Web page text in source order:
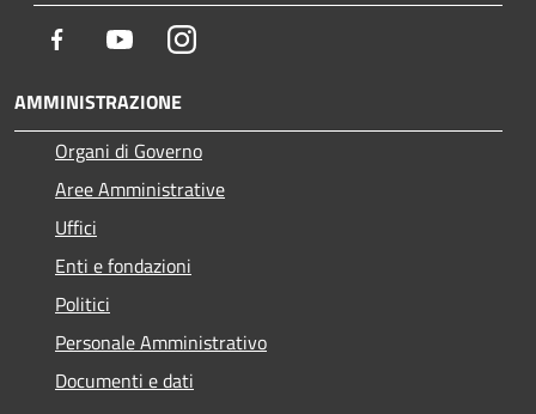
Facebook YoutubeInstagram
AMMINISTRAZIONE
Organi di Governo
Aree Amministrative
Uffici
Enti e fondazioni
Politici
Personale Amministrativo
Documenti e dati